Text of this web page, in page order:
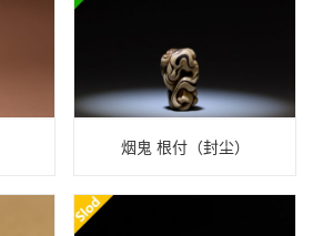
烟鬼 根付（封尘）